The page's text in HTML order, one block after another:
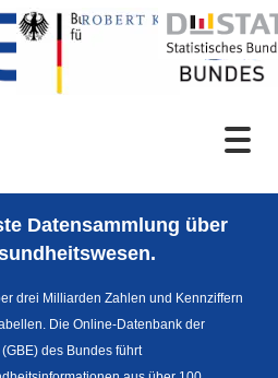
Datensammlung über
drei Milliarden Zahlen und Kennziffern
Die Online-Datenbank der
des Bundes führt